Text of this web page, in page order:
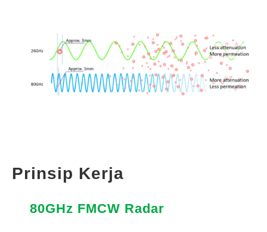
Prinsip Kerja
80GHz FMCW Radar